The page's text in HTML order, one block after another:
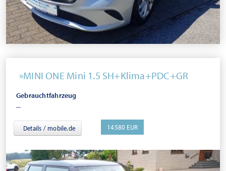
MINI ONE Mini 1.5 SH+Klima+PDC+GR
Gebrauchtfahrzeug
...
Details / mobile.de 14580 EUR